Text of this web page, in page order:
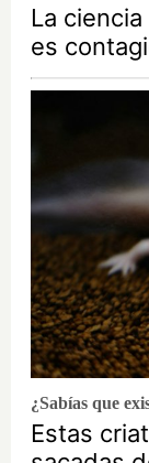
La
es
¿Sabías que
Estas